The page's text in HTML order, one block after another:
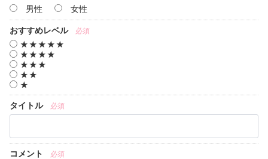
男性
女性
おすすめレベル 必須
★★★★★
★★★★
★★★
★★
★
タイトル
必須
コメント 必須